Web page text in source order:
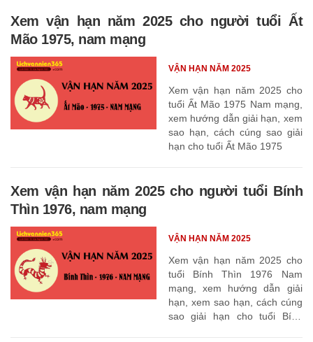
Xem vận hạn năm 2025 cho người tuổi Ất
Mão 1975, nam mạng
Xem vận hạn năm 2025 cho
tuổi Ất Mão 1975 Nam mạng,
xem hướng dẫn giải hạn, xem
sao hạn, cách cúng sao giải
hạn cho tuổi Ất Mão 1975
VẬN HẠN NĂM 2025
Xem vận hạn năm 2025 cho người tuổi Bính
Thìn 1976, nam mạng
Xem vận hạn năm 2025 cho
tuổi Bính Thìn 1976 Nam
mạng, xem hướng dẫn giải
hạn, xem sao hạn, cách cúng
sao giải hạn cho tuổi Bính
VẬN HẠN NĂM 2025